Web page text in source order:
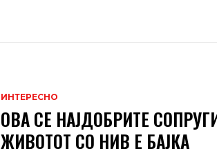
ИНТЕРЕСНО
ОВА СЕ НАЈДОБРИТЕ
ЖИВОТОТ СО НИВ Е БАЈКА